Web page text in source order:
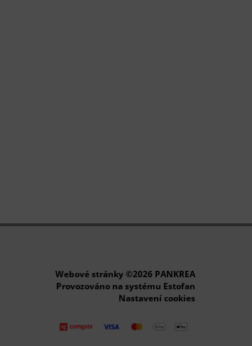
Webové stránky ©2026 PANKREA
Provozováno na systému Estofan
Nastavení cookies